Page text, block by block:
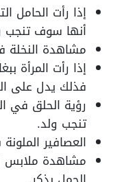
إذا رأت الحامل
أنها سوف تنجب
مشاهدة النخلة
إذا رأت المرأة
فذلك يدل على
رؤية الحلق في
تنجب ولد.
العصافير
مشاهدة ملابس